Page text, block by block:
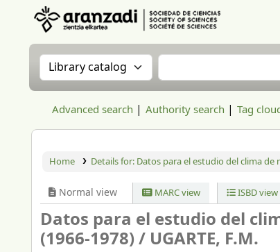
Search the catalog by:Search the catalog
Advanced search Authority search Tag
Home Details for: Datos para el estudio del clima de
Normal view MARC view ISBD view
Datos para el estudio del
(1966-1978) / UGARTE, F.M.